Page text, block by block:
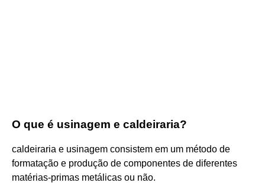
O que é usinagem e caldeiraria?
caldeiraria e usinagem consistem em um método de
formatação e produção de componentes de diferentes
matérias-primas metálicas ou não.